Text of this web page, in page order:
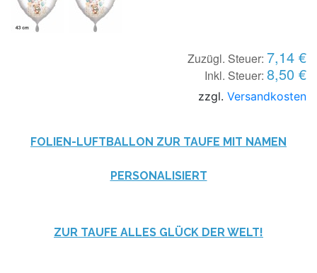
Zuzügl. Steuer: 7,14 €
Inkl. Steuer: 8,50 €
zzgl. Versandkosten
FOLIEN-LUFTBALLON ZUR TAUFE MIT NAMEN
PERSONALISIERT
ZUR TAUFE ALLES GLÜCK DER WELT!